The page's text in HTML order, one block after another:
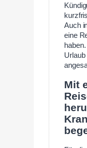
Auch
eine
Mit